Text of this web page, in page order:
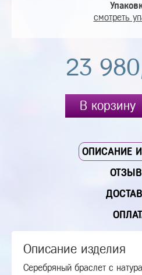
смотреть
23
В корзину
ОПИСАНИЕ
Описание изделия
Серебряный браслет с